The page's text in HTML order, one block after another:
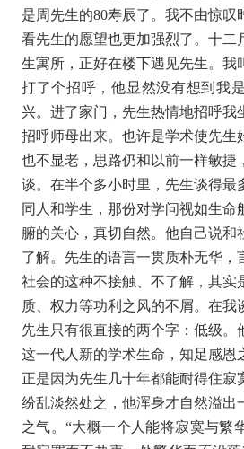
是周先生的80寿辰了。我不由惊叹
看先生的愿望也更加强烈了。十二
生寓所，正好在楼下遇见先生。我
打了个招呼，他显然没有想到我
兴。进了家门，先生热情地招呼我
招呼师母出来。也许是学术使先生
也不显老，思路仍和以前一样敏捷
谈。在半个多小时里，先生谈得最
同人和学生，那份对学问视如生命
腑的关心，真切自然。他自己说和
了解。先生的语言一贯质朴无华，
社会的这种不接触、不了解，其实
质、权力等功利之风的不屑。在我
先生只有很直接的两个字：低级。
这一代人新的学术生命，知足感恩
正是因为先生几十年都能耐得住寂
纷乱淡然处之，他浑身才自然溢出
之气。“大概一个人能将寂寞与繁